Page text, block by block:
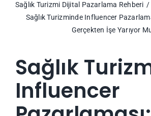
Sağlık Turizmi Dijital Pazarlama Rehberi
Sağlık Turizminde Influencer
Gerçekten İşe Yarıyor
Sağlık
Influencer